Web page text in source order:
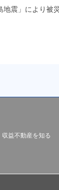
地震」により被
収益不動産を知る